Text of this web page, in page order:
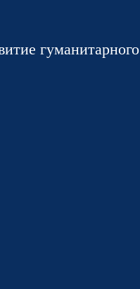
гуманитарного